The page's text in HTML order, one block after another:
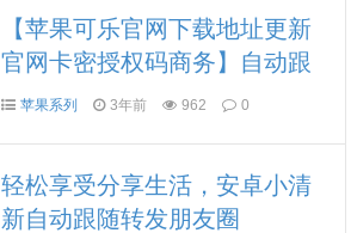
【苹果可乐官网下载地址更新
官网卡密授权码商务】自动跟
随转发朋友圈密友功能密群多
苹果系列 3年前 962 0
轻松享受分享生活，安卓小清
新自动跟随转发朋友圈